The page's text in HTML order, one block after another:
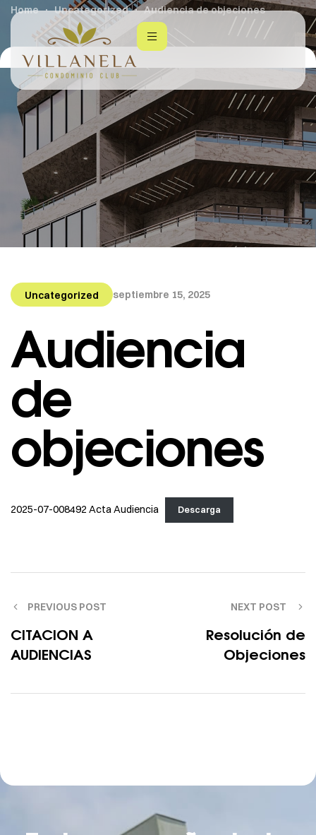
Home Uncategorized Audiencia de objeciones
Uncategorized septiembre 15, 2025
Audiencia
de
objeciones
2025-07-008492 Acta Audiencia Descarga
PREVIOUS POST
CITACION A
AUDIENCIAS
NEXT POST
Resolución de
Objeciones